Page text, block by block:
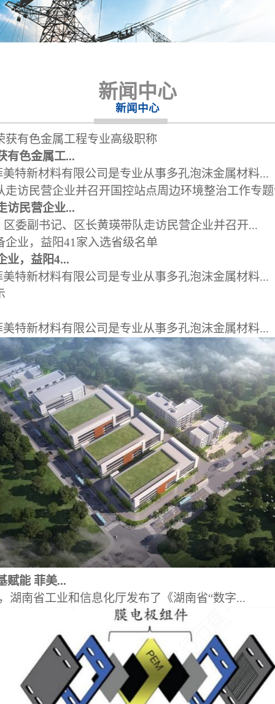
新闻中心
新闻中心
有色金属工...
特新材料有限公司是专业从事多孔泡沫金属材料...
访民营企业...
区委副书记、区长黄瑛带队走访民营企业并召开...
业，益阳4...
特新材料有限公司是专业从事多孔泡沫金属材料...
特新材料有限公司是专业从事多孔泡沫金属材料...
赋能 菲美...
湖南省工业和信息化厅发布了《湖南省“数字...